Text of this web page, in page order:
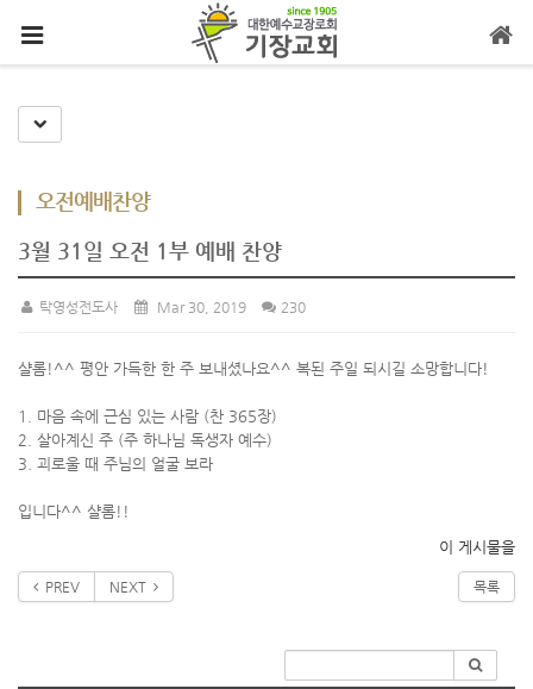
Toggle Dropdown
오전예배찬양
3월 31일 오전 1부 예배 찬양
탁영성전도사 Mar 30, 2019 230
샬롬!^^ 평안 가득한 한 주 보내셨나요^^ 복된 주일 되시길 소망합니다!
1. 마음 속에 근심 있는 사람 (찬 365장)
2. 살아계신 주 (주 하나님 독생자 예수)
3. 괴로울 때 주님의 얼굴 보라
입니다^^ 샬롬!!
이 게시물을
PREV NEXT 목록